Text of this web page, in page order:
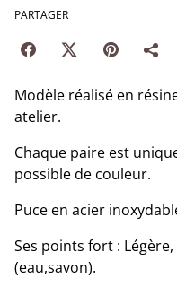
PARTAGER
Modèle réalisé en
atelier.
Chaque paire est
possible de couleur.
Puce en acier
Ses points fort :
(eau,savon).